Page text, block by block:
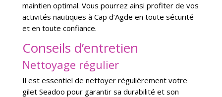
maintien optimal. Vous pourrez ainsi profiter de vos
activités nautiques à Cap d’Agde en toute sécurité
et en toute confiance.
Conseils d’entretien
Nettoyage régulier
Il est essentiel de nettoyer régulièrement votre
gilet Seadoo pour garantir sa durabilité et son